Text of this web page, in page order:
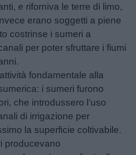
e riforniva le terre di limo,
erano soggetti a piene
costrinse i sumeri a
per poter sfruttare i fiumi
fondamentale alla
i sumeri furono
che introdussero l’uso
di irrigazione per
la superficie coltivabile.
producevano